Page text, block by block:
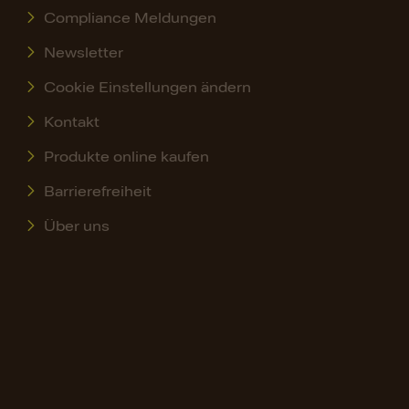
Compliance Meldungen
Newsletter
Cookie Einstellungen ändern
Kontakt
Produkte online kaufen
Barrierefreiheit
Über uns